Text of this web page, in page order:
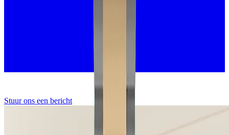
Stuur ons een bericht